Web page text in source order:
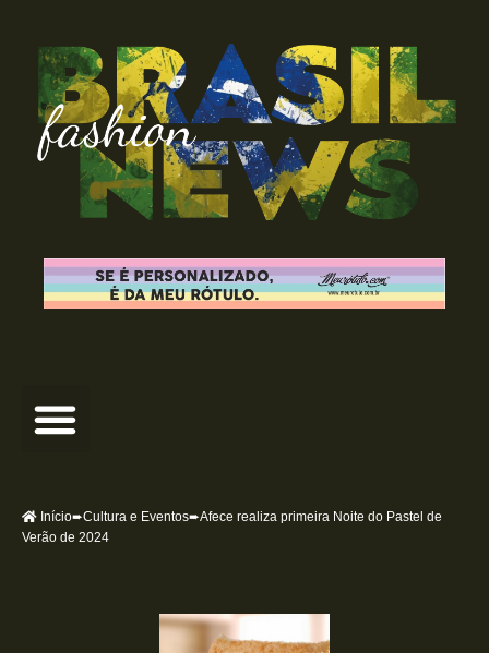
Início➨Cultura e Eventos➨Afece realiza primeira Noite do Pastel de
Verão de 2024